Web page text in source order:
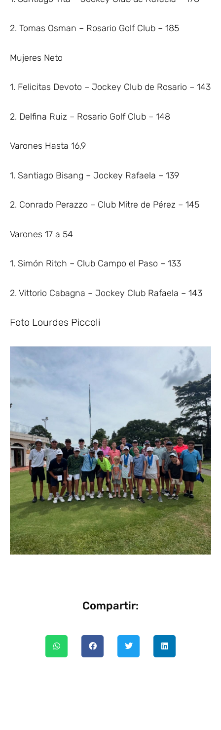
2. Tomas Osman – Rosario Golf Club – 185
Mujeres Neto
1. Felicitas Devoto – Jockey Club de Rosario – 143
2. Delfina Ruiz – Rosario Golf Club – 148
Varones Hasta 16,9
1. Santiago Bisang – Jockey Rafaela – 139
2. Conrado Perazzo – Club Mitre de Pérez – 145
Varones 17 a 54
1. Simón Ritch – Club Campo el Paso – 133
2. Vittorio Cabagna – Jockey Club Rafaela – 143
Foto Lourdes Piccoli
Compartir: